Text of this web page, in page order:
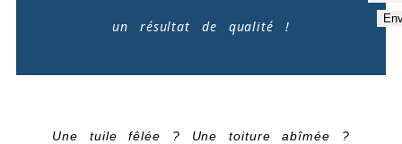
un résultat de qualité !
Une tuile fêlée ? Une toiture abîmée ?